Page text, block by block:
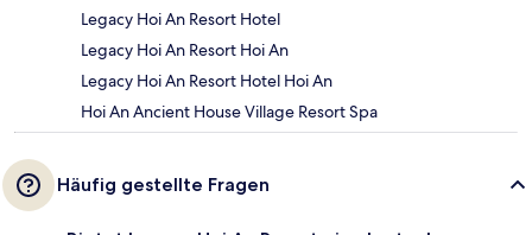
Legacy Hoi An Resort Hotel
Legacy Hoi An Resort Hoi An
Legacy Hoi An Resort Hotel Hoi An
Hoi An Ancient House Village Resort Spa
Häufig gestellte Fragen